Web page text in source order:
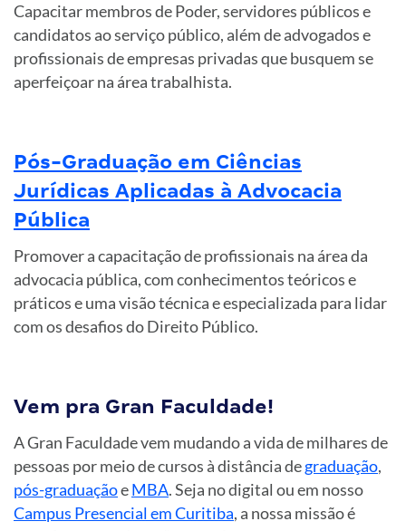
Capacitar membros de Poder, servidores públicos e
candidatos ao serviço público, além de advogados e
profissionais de empresas privadas que busquem se
aperfeiçoar na área trabalhista.
Pós-Graduação em Ciências
Jurídicas Aplicadas à Advocacia
Pública
Promover a capacitação de profissionais na área da
advocacia pública, com conhecimentos teóricos e
práticos e uma visão técnica e especializada para lidar
com os desafios do Direito Público.
Vem pra Gran Faculdade!
A Gran Faculdade vem mudando a vida de milhares de
pessoas por meio de cursos à distância degraduação,
pós-graduaçãoeMBA. Seja no digital ou em nosso
Campus Presencial em Curitiba, a nossa missão é